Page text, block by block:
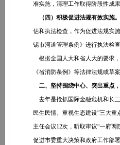
准实施，清理工作取得阶段性成果
（四）积极促进法规有效实施。
估和执法检查，作为促进法规实
锡市河道管理条例》进行执法检
根据全国人大和省人大的要求
《省消防条例》等法律法规或草
二、坚持围绕中心、突出重点
去年是抢抓国际金融危机和长
民生民情、重视生态建设”三大
主任会议12次，听取审议“一府
促进市委重大决策和政府工作部